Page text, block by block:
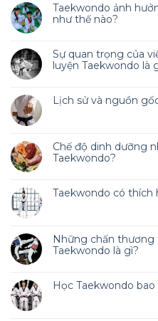
Taekwondo ảnh
như thế nào?
Sự quan trọng của
luyện Taekwondo là
Lịch sử và nguồn
Chế độ dinh dưỡng
Taekwondo?
Taekwondo có thích
Những chấn
Taekwondo là gì?
Học Taekwondo